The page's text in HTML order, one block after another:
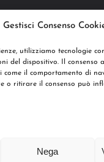
Gestisci Consenso
utilizziamo tecnologie
del dispositivo. Il consenso
il comportamento di
o ritirare il consenso può
Nega
SITEMAP